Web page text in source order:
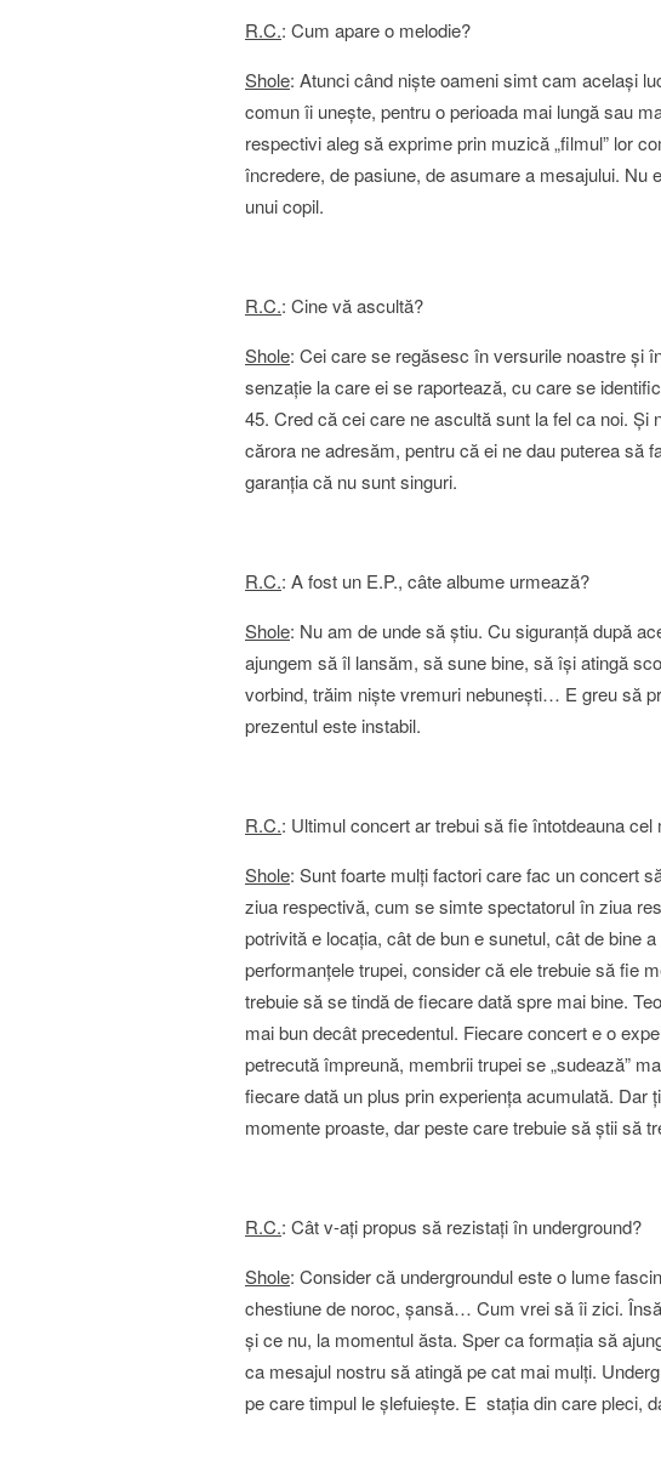
R.C.: Cum apare o melodie?
Shole: Atunci când nişte oameni simt cam acelaşi
comun îi uneşte, pentru o perioada mai lungă sau
respectivi aleg să exprime prin muzică „filmul” lor
încredere, de pasiune, de asumare a mesajului. Nu
unui copil.
R.C.: Cine vă ascultă?
Shole: Cei care se regăsesc în versurile noastre şi
senzaţie la care ei se raportează, cu care se
45. Cred că cei care ne ascultă sunt la fel ca noi.
cărora ne adresăm, pentru că ei ne dau puterea să
garanţia că nu sunt singuri.
R.C.: A fost un E.P., câte albume urmează?
Shole: Nu am de unde să ştiu. Cu siguranţă după
ajungem să îl lansăm, să sune bine, să îşi atingă
vorbind, trăim nişte vremuri nebuneşti… E greu să
prezentul este instabil.
R.C.: Ultimul concert ar trebui să fie întotdeauna cel
Shole: Sunt foarte mulţi factori care fac un concert
ziua respectivă, cum se simte spectatorul în ziua
potrivită e locaţia, cât de bun e sunetul, cât de bine
performanţele trupei, consider că ele trebuie să fie
trebuie să se tindă de fiecare dată spre mai bine.
mai bun decât precedentul. Fiecare concert e o
petrecută împreună, membrii trupei se „sudează”
fiecare dată un plus prin experienţa acumulată.
momente proaste, dar peste care trebuie să ştii să
R.C.: Cât v-aţi propus să rezistaţi în underground?
Shole: Consider că undergroundul este o lume
chestiune de noroc, şansă… Cum vrei să îi zici.
şi ce nu, la momentul ăsta. Sper ca formaţia să
ca mesajul nostru să atingă pe cat mai mulţi.
pe care timpul le şlefuieşte. E staţia din care pleci,